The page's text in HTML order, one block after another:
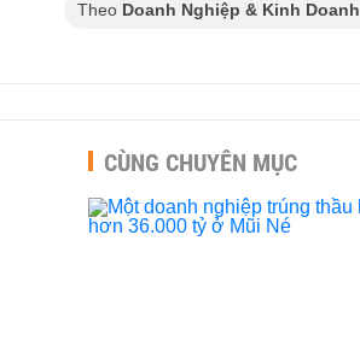
Theo Doanh Nghiệp & Kinh Doanh
CÙNG CHUYÊN MỤC